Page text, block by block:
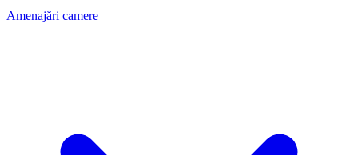
Amenajări camere